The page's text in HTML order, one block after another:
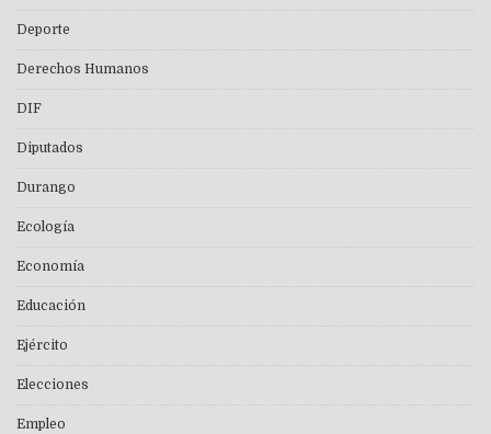
Deporte
Derechos Humanos
DIF
Diputados
Durango
Ecología
Economía
Educación
Ejército
Elecciones
Empleo